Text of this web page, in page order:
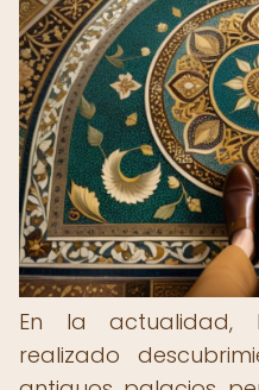
En la actualidad,
realizado